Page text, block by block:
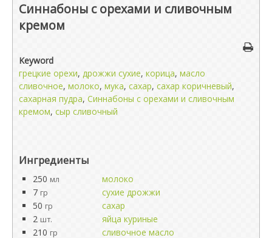
Синнабоны с орехами и сливочным
кремом
Keyword
грецкие орехи, дрожжи сухие, корица, масло
сливочное, молоко, мука, сахар, сахар коричневый,
сахарная пудра, Синнабоны с орехами и сливочным
кремом, сыр сливочный
Ингредиенты
250 мл
молоко
7 гр
сухие дрожжи
50 гр
сахар
2 шт.
яйца куриные
210 гр сливочное масло